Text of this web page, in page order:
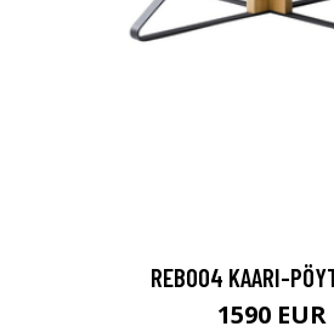
REB004 KAARI-
1590 EUR